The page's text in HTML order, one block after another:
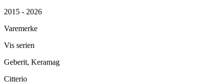
2015 - 2026
Varemerke
Vis serien
Geberit, Keramag
Citterio